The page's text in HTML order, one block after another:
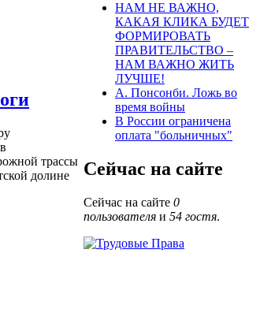
трассы
долине
НАМ НЕ ВАЖНО,
КАКАЯ КЛИКА БУДЕТ
ФОРМИРОВАТЬ
ПРАВИТЕЛЬСТВО –
НАМ ВАЖНО ЖИТЬ
ЛУЧШЕ!
А. Понсонби. Ложь во
время войны
В России ограничена
оплата "больничных"
Сейчас на сайте
Сейчас на сайте 0
пользователя и 54 гостя.